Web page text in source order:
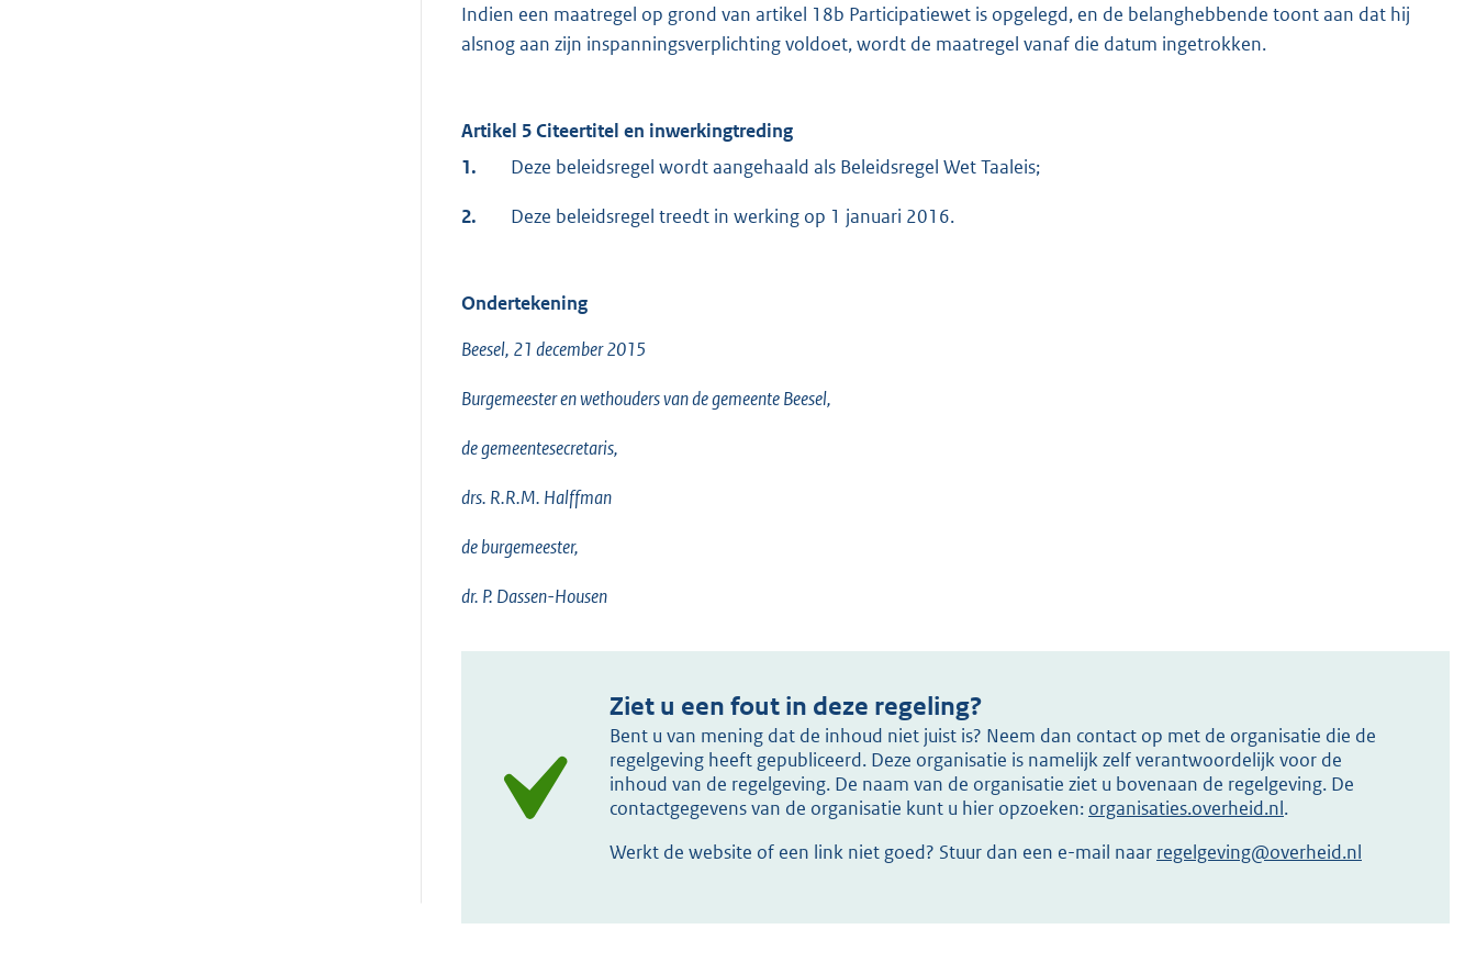
Indien een maatregel op grond van artikel 18b Participatiewet is opgelegd, en de belanghebbende toont aan dat hij
alsnog aan zijn inspanningsverplichting voldoet, wordt de maatregel vanaf die datum ingetrokken.
Artikel 5 Citeertitel en inwerkingtreding
1.
Deze beleidsregel wordt aangehaald als Beleidsregel Wet Taaleis;
2. Deze beleidsregel treedt in werking op 1 januari 2016.
Ondertekening
Beesel, 21 december 2015
Burgemeester en wethouders van de gemeente Beesel,
de gemeentesecretaris,
drs. R.R.M. Halffman
de burgemeester,
dr. P. Dassen-Housen
Ziet u een fout in deze regeling?
Bent u van mening dat de inhoud niet juist is? Neem dan contact op met de organisatie die de
regelgeving heeft gepubliceerd. Deze organisatie is namelijk zelf verantwoordelijk voor de
inhoud van de regelgeving. De naam van de organisatie ziet u bovenaan de regelgeving. De
contactgegevens van de organisatie kunt u hier opzoeken: organisaties.overheid.nl.
Werkt de website of een link niet goed? Stuur dan een e-mail naar regelgeving@overheid.nl